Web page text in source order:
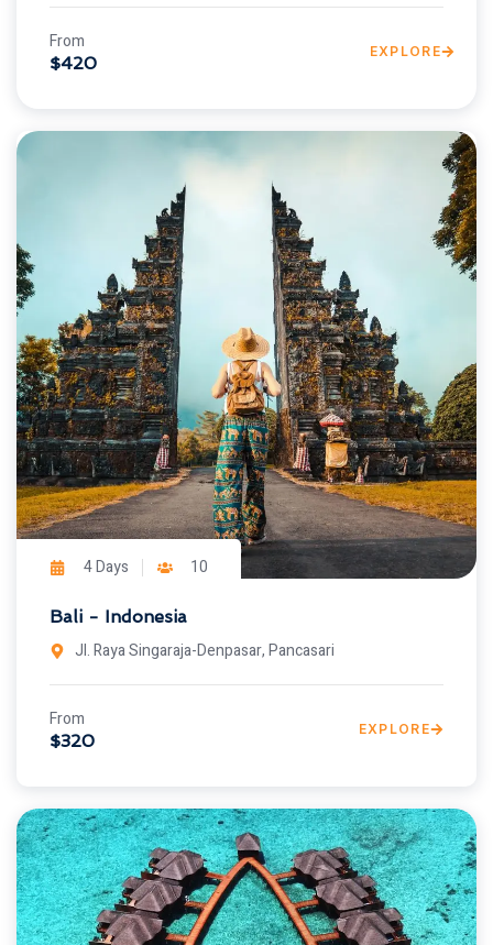
From
$420
EXPLORE
4 Days 10
Bali - Indonesia
Jl. Raya Singaraja-Denpasar, Pancasari
From
$320
EXPLORE